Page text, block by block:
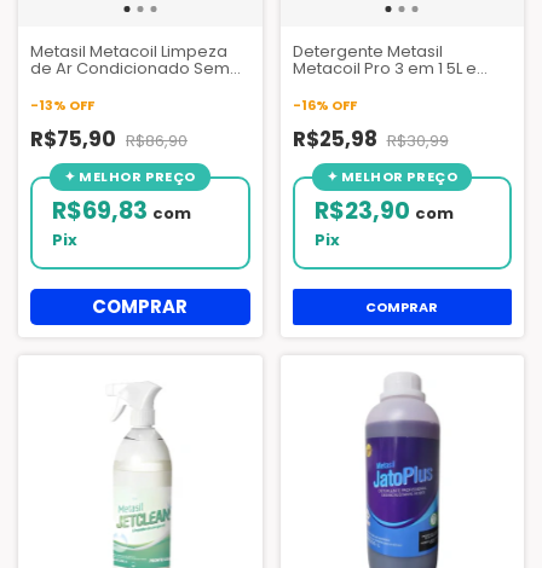
Metasil Metacoil Limpeza
de Ar Condicionado Sem
-13% OFF
R$75,90 R$86,90
R$69,83 com
Pix
Detergente Metasil
Metacoil Pro 3 em 1 5L e
Condicionado Sem
-16% OFF
R$25,98 R$30,99
R$23,90 com
Pix
COMPRAR